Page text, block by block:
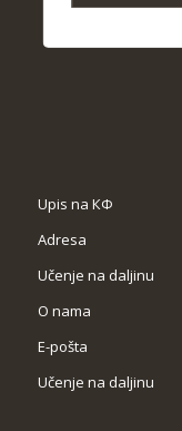
Upis na КФ
Adresa
Učenje na daljinu
O nama
Е-pošta
Učenje na daljinu